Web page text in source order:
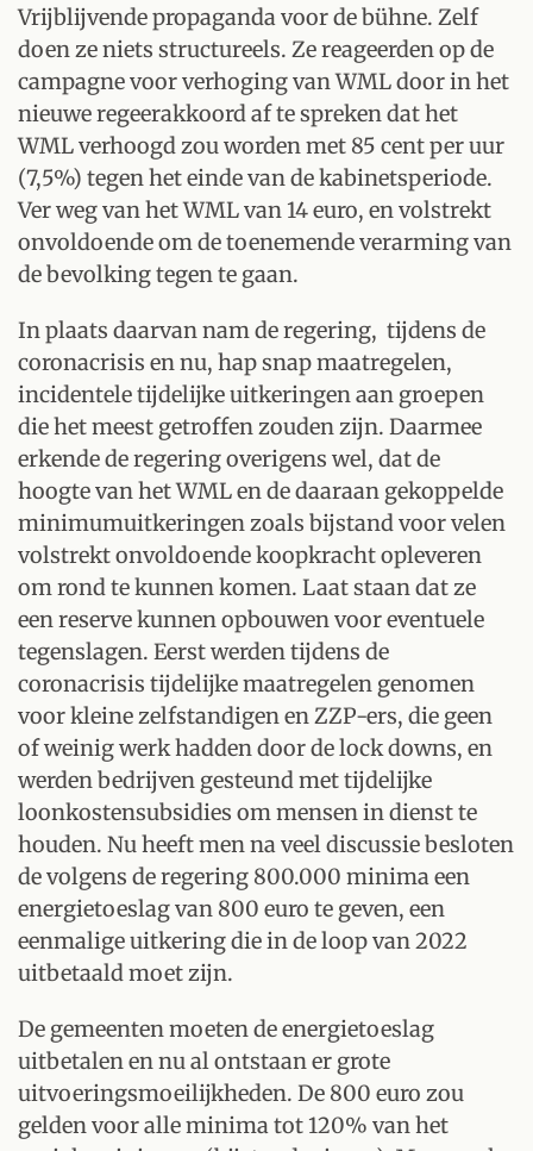
Vrijblijvende propaganda voor de bühne. Zelf
doen ze niets structureels. Ze reageerden op de
campagne voor verhoging van WML door in het
nieuwe regeerakkoord af te spreken dat het
WML verhoogd zou worden met 85 cent per uur
(7,5%) tegen het einde van de kabinetsperiode.
Ver weg van het WML van 14 euro, en volstrekt
onvoldoende om de toenemende verarming van
de bevolking tegen te gaan.
In plaats daarvan nam de regering, tijdens de
coronacrisis en nu, hap snap maatregelen,
incidentele tijdelijke uitkeringen aan groepen
die het meest getroffen zouden zijn. Daarmee
erkende de regering overigens wel, dat de
hoogte van het WML en de daaraan gekoppelde
minimumuitkeringen zoals bijstand voor velen
volstrekt onvoldoende koopkracht opleveren
om rond te kunnen komen. Laat staan dat ze
een reserve kunnen opbouwen voor eventuele
tegenslagen. Eerst werden tijdens de
coronacrisis tijdelijke maatregelen genomen
voor kleine zelfstandigen en ZZP-ers, die geen
of weinig werk hadden door de lock downs, en
werden bedrijven gesteund met tijdelijke
loonkostensubsidies om mensen in dienst te
houden. Nu heeft men na veel discussie besloten
de volgens de regering 800.000 minima een
energietoeslag van 800 euro te geven, een
eenmalige uitkering die in de loop van 2022
uitbetaald moet zijn.
De gemeenten moeten de energietoeslag
uitbetalen en nu al ontstaan er grote
uitvoeringsmoeilijkheden. De 800 euro zou
gelden voor alle minima tot 120% van het